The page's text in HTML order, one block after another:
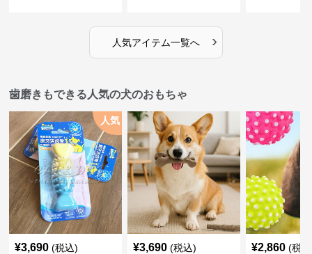
人気アイテム一覧へ ›
歯磨きもできる人気の犬のおもちゃ
人気
¥3,690 (税込) ¥3,690 (税込) ¥2,860 (税